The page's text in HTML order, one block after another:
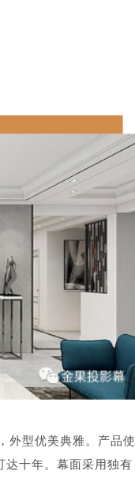
外型优美典雅。产品使
达十年。幕面采用独有